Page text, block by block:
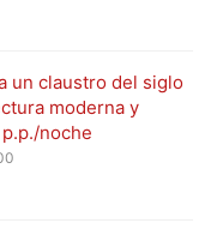
un claustro del siglo
moderna y
noche